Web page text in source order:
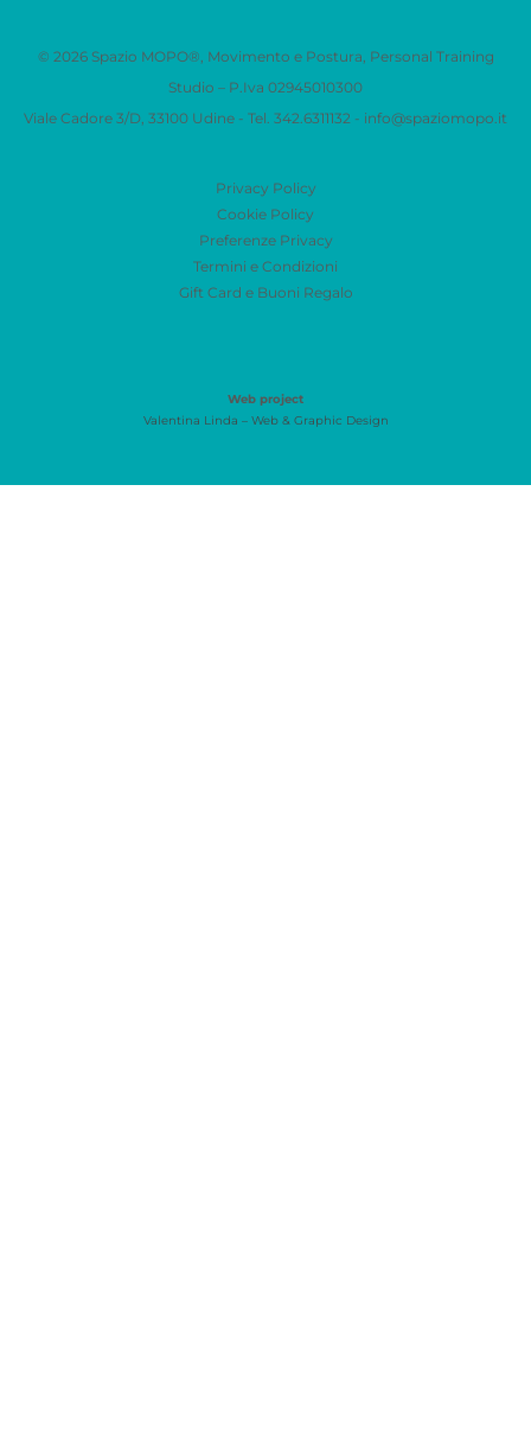
© 2026 Spazio MOPO®, Movimento e Postura, Personal Training
Studio – P.Iva 0​2945010300
Viale Cadore 3/D, 33100 Udine - Tel. 342.6311132 - info@spaziomopo.it
Privacy Policy
Cookie Policy
Preferenze Privacy
Termini e Condizioni
Gift Card e Buoni Regalo
Web project
Valentina Linda – Web & Graphic Design